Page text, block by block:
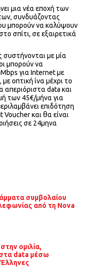
μια νέα εποχή των
συνδυάζοντας
μπορούν να καλύψουν
σπίτι, σε εξαιρετικά
με μία
μπορούν να
για Internet με
οπτική ίνα μέχρι το
απεριόριστα data και
των 45€/μήνα για
επιδότηση
και θα είναι
σε 24μηνα
συμβολαίου
από τη Nova
ομιλία,
data μέσω
Έλληνες